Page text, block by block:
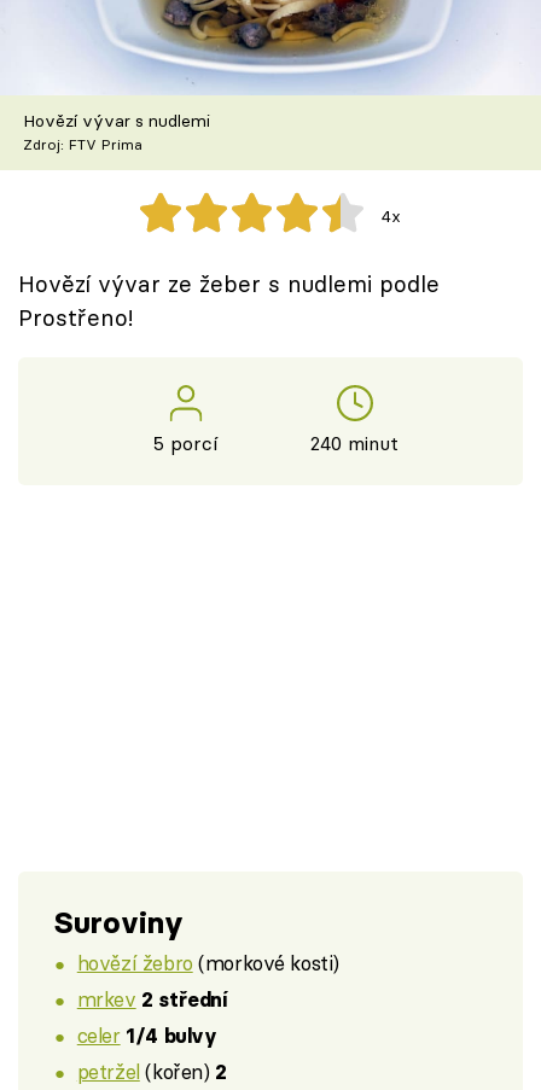
Škola vaření
Recepty z TV
Speciál: Cuketa
Těhotnej kuchař
Sledujte prima+
Hovězí vývar s nudlemi
Zdroj: FTV Prima
4x
Hovězí vývar ze žeber s nudlemi podle
Prostřeno!
5 porcí 240 minut
Suroviny
hovězí žebro (morkové kosti)
mrkev 2 střední
celer 1/4 bulvy
petržel(kořen) 2